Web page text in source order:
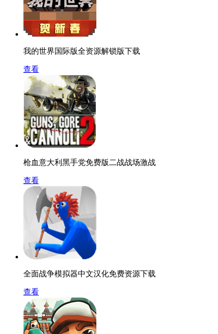
我的世界国际版全资源解锁版下载
查看
枪血意大利黑手党免费版二战战场激战
查看
全面战争模拟器中文汉化免费资源下载
查看